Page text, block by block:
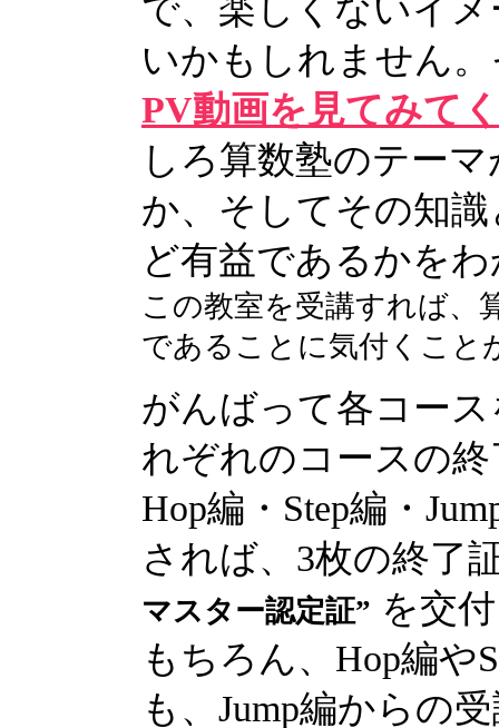
で、楽しくないイ
いかもしれません
PV動画を見てみて
しろ算数塾のテー
か、そしてその知
ど有益であるかを
この教室を受講すれば、
であることに気付くこと
がんばって各コー
れぞれのコースの
Hop編・Step編・
されば、3枚の終了
マスター認定証” を交
もちろん、Hop編や
も、Jump編からの